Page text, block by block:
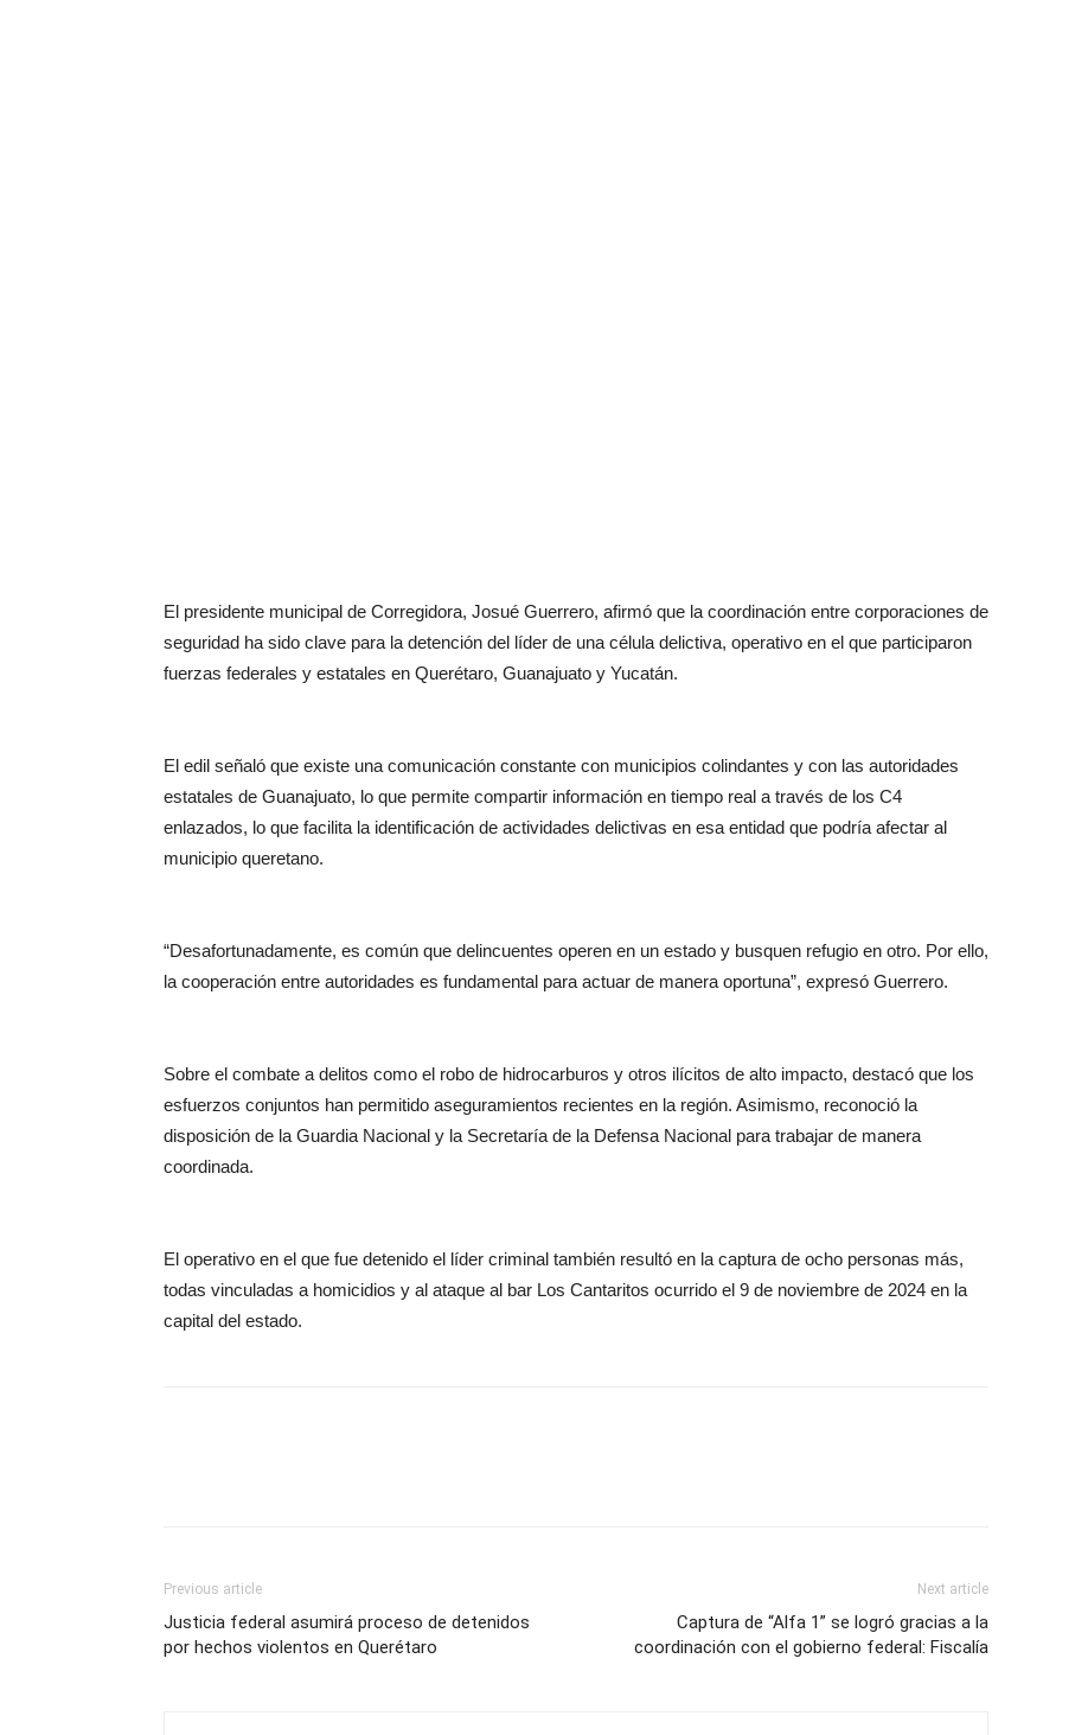
El presidente municipal de Corregidora, Josué Guerrero, afirmó que la coordinación entre corporaciones de
seguridad ha sido clave para la detención del líder de una célula delictiva, operativo en el que participaron
fuerzas federales y estatales en Querétaro, Guanajuato y Yucatán.
El edil señaló que existe una comunicación constante con municipios colindantes y con las autoridades
estatales de Guanajuato, lo que permite compartir información en tiempo real a través de los C4
enlazados, lo que facilita la identificación de actividades delictivas en esa entidad que podría afectar al
municipio queretano.
“Desafortunadamente, es común que delincuentes operen en un estado y busquen refugio en otro. Por ello,
la cooperación entre autoridades es fundamental para actuar de manera oportuna”, expresó Guerrero.
Sobre el combate a delitos como el robo de hidrocarburos y otros ilícitos de alto impacto, destacó que los
esfuerzos conjuntos han permitido aseguramientos recientes en la región. Asimismo, reconoció la
disposición de la Guardia Nacional y la Secretaría de la Defensa Nacional para trabajar de manera
coordinada.
El operativo en el que fue detenido el líder criminal también resultó en la captura de ocho personas más,
todas vinculadas a homicidios y al ataque al bar Los Cantaritos ocurrido el 9 de noviembre de 2024 en la
capital del estado.
Previous article
Justicia federal asumirá proceso de detenidos
por hechos violentos en Querétaro
Next article
Captura de “Alfa 1” se logró gracias a la
coordinación con el gobierno federal: Fiscalía